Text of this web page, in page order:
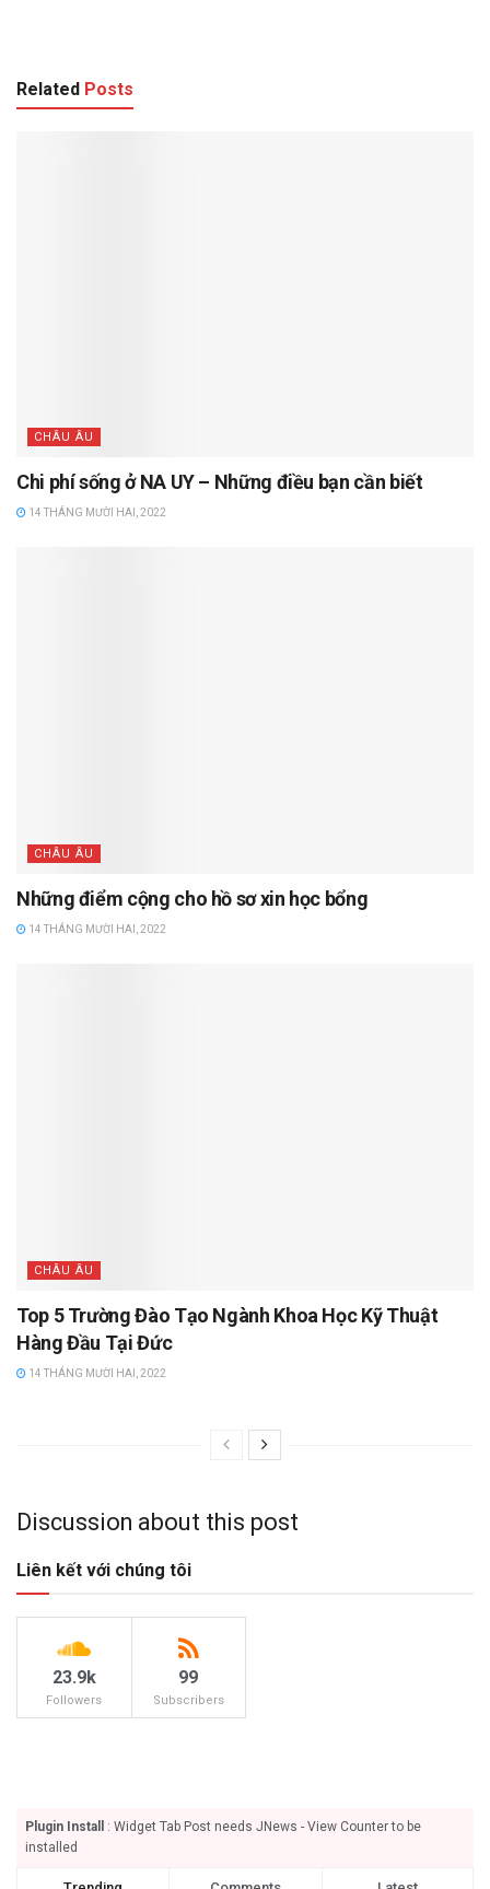
Related Posts
CHÂU ÂU
Chi phí sống ở NA UY – Những điều bạn cần biết
14 THÁNG MƯỜI HAI, 2022
CHÂU ÂU
Những điểm cộng cho hồ sơ xin học bổng
14 THÁNG MƯỜI HAI, 2022
CHÂU ÂU
Top 5 Trường Đào Tạo Ngành Khoa Học Kỹ Thuật
Hàng Đầu Tại Đức
14 THÁNG MƯỜI HAI, 2022
Discussion about this post
Liên kết với chúng tôi
23.9k
Followers
99
Subscribers
Plugin Install
: Widget Tab Post needs JNews - View Counter to be
installed